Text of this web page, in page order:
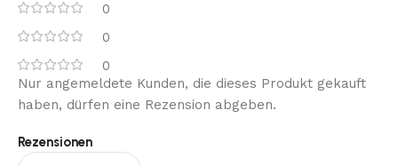
0
0
0
Rezensionen
Nur angemeldete Kunden, die dieses Produkt gekauft
haben, dürfen eine Rezension abgeben.